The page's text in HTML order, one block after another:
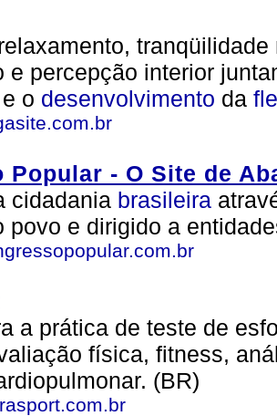
e percepção interior
o desenvolvimento da
Popular - O Site de
cidadania brasileira
povo e dirigido a
a prática de teste de
física, fitness,
(BR)